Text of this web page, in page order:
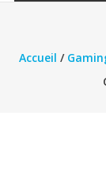
Accueil /